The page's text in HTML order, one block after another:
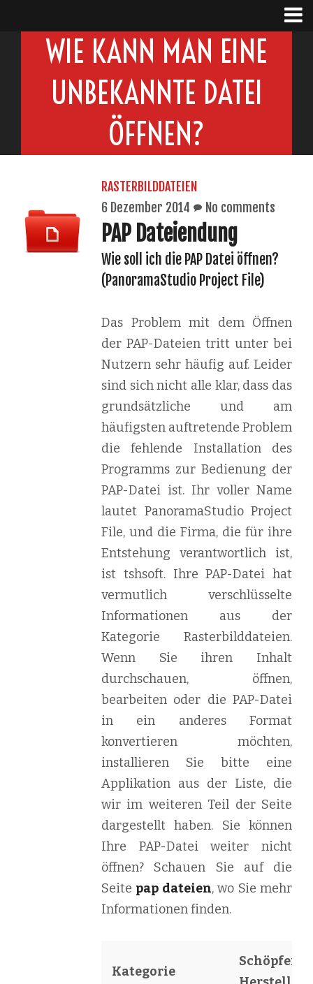
WIE KANN MAN EINE
UNBEKANNTE DATEI
ÖFFNEN?
RASTERBILDDATEIEN
6 Dezember 2014
No comments
PAP Dateiendung
Wie soll ich die PAP Datei öffnen?
(PanoramaStudio Project File)
Das Problem mit dem Öffnen
der PAP-Dateien tritt unter bei
Nutzern sehr häufig auf. Leider
sind sich nicht alle klar, dass das
grundsätzliche und am
häufigsten auftretende Problem
die fehlende Installation des
Programms zur Bedienung der
PAP-Datei ist. Ihr voller Name
lautet PanoramaStudio Project
File, und die Firma, die für ihre
Entstehung verantwortlich ist,
ist tshsoft. Ihre PAP-Datei hat
vermutlich verschlüsselte
Informationen aus der
Kategorie Rasterbilddateien.
Wenn Sie ihren Inhalt
durchschauen, öffnen,
bearbeiten oder die PAP-Datei
in ein anderes Format
konvertieren möchten,
installieren Sie bitte eine
Applikation aus der Liste, die
wir im weiteren Teil der Seite
dargestellt haben. Sie können
Ihre PAP-Datei weiter nicht
öffnen? Schauen Sie auf die
Seite pap dateien, wo Sie mehr
Informationen finden.
Kategorie
Schöpfer /